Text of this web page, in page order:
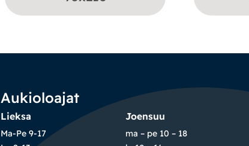
Aukioloajat
Lieksa
Ma-Pe 9-17
Joensuu
ma – pe 10 – 18